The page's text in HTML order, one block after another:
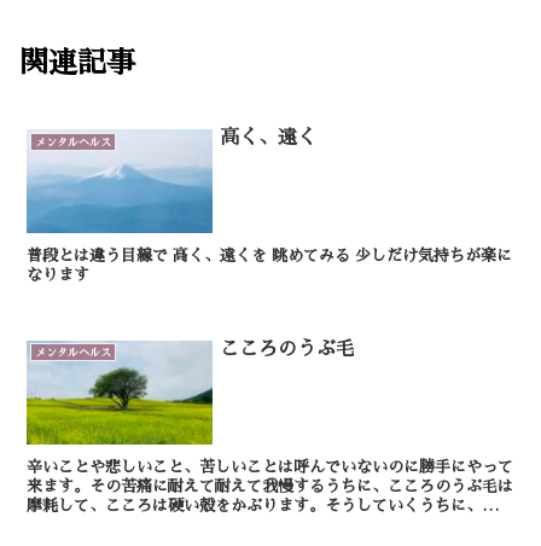
関連記事
メンタルヘルス 高く、遠く
普段とは違う目線で 高く、遠くを 眺めてみる 少しだけ気持ちが楽に
なります
メンタルヘルス こころのうぶ毛
辛いことや悲しいこと、苦しいことは呼んでいないのに勝手にやって
来ます。その苦痛に耐えて耐えて我慢するうちに、こころのうぶ毛は
摩耗して、こころは硬い殻をかぶります。そうしていくうちに、辛い